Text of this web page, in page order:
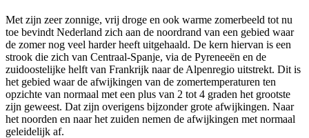
Met zijn zeer zonnige, vrij droge en ook warme zomerbeeld tot nu
toe bevindt Nederland zich aan de noordrand van een gebied waar
de zomer nog veel harder heeft uitgehaald. De kern hiervan is een
strook die zich van Centraal-Spanje, via de Pyreneeën en de
zuidoostelijke helft van Frankrijk naar de Alpenregio uitstrekt. Dit is
het gebied waar de afwijkingen van de zomertemperaturen ten
opzichte van normaal met een plus van 2 tot 4 graden het grootste
zijn geweest. Dat zijn overigens bijzonder grote afwijkingen. Naar
het noorden en naar het zuiden nemen de afwijkingen met normaal
geleidelijk af.